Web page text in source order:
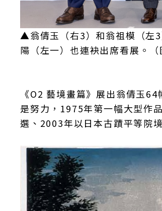
▲翁倩玉（右3）和翁祖模（左
陽（左一）也連袂出席看展。（
《O2 藝境畫篇》展出翁倩玉
是努力，1975年第一幅大型作
選、2003年以日本古蹟平等院